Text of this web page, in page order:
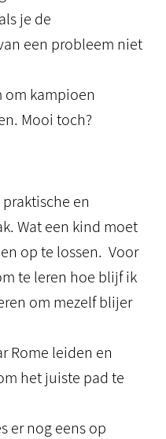
je de
een probleem niet
om kampioen
Mooi toch?
en
Wat een kind moet
op te lossen. Voor
te leren hoe blijf ik
om mezelf blijer
Rome leiden en
het juiste pad te
er nog eens op